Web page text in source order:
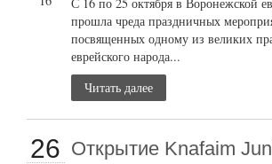
прошла чреда праздничных
посвященных одному из великих
еврейского народа...
Читать далее
26 Открытие Knafaim